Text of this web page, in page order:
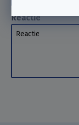
Reactie
Reactie